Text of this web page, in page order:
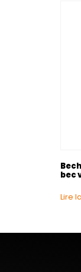
bec
Lire